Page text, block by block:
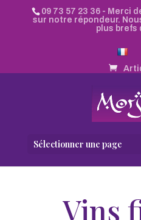
09 73 57 23 36- Merci
sur notre répondeur.
plus brefs
Sélectionner une page
Vins